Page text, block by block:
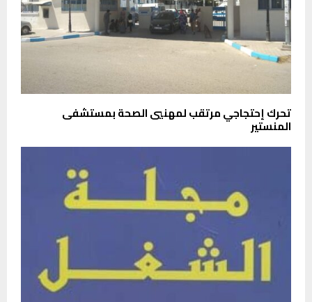
تحرك إحتجاجي مرتقب لمهنيي الصحة بمستشفى
المنستير